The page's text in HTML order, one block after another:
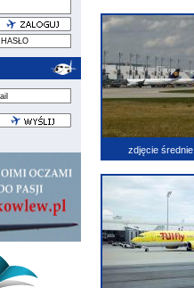
zdjęcie średnie